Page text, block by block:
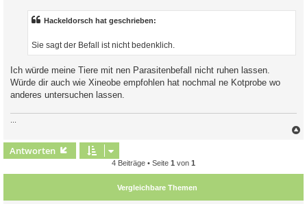
Hackeldorsch hat geschrieben:
Sie sagt der Befall ist nicht bedenklich.
Ich würde meine Tiere mit nen Parasitenbefall nicht ruhen lassen.
Würde dir auch wie Xineobe empfohlen hat nochmal ne Kotprobe wo
anderes untersuchen lassen.
...
Antworten
4 Beiträge • Seite 1 von 1
Vergleichbare Themen